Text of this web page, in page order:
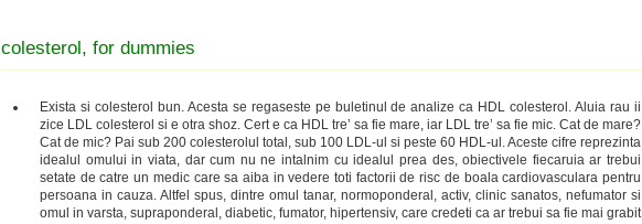
colesterol, for dummies
Exista si colesterol bun. Acesta se regaseste pe buletinul de analize ca HDL colesterol. Aluia rau ii
zice LDL colesterol si e otra shoz. Cert e ca HDL tre’ sa fie mare, iar LDL tre’ sa fie mic. Cat de mare?
Cat de mic? Pai sub 200 colesterolul total, sub 100 LDL-ul si peste 60 HDL-ul. Aceste cifre reprezinta
idealul omului in viata, dar cum nu ne intalnim cu idealul prea des, obiectivele fiecaruia ar trebui
setate de catre un medic care sa aiba in vedere toti factorii de risc de boala cardiovasculara pentru
persoana in cauza. Altfel spus, dintre omul tanar, normoponderal, activ, clinic sanatos, nefumator si
omul in varsta, supraponderal, diabetic, fumator, hipertensiv, care credeti ca ar trebui sa fie mai grabit